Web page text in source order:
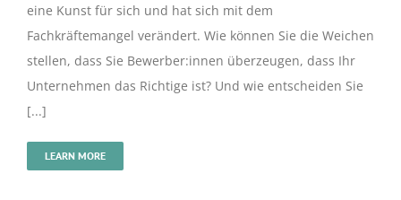
eine Kunst für sich und hat sich mit dem
Fachkräftemangel verändert. Wie können Sie die Weichen
stellen, dass Sie Bewerber:innen überzeugen, dass Ihr
Unternehmen das Richtige ist? Und wie entscheiden Sie
[...]
LEARN MORE